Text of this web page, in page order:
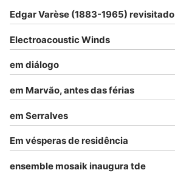
Edgar Varèse (1883-1965) revisitado
Electroacoustic Winds
em diálogo
em Marvão, antes das férias
em Serralves
Em vésperas de residência
ensemble mosaik inaugura tde